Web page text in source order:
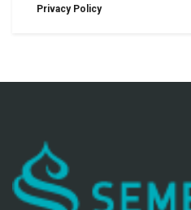
Privacy Policy